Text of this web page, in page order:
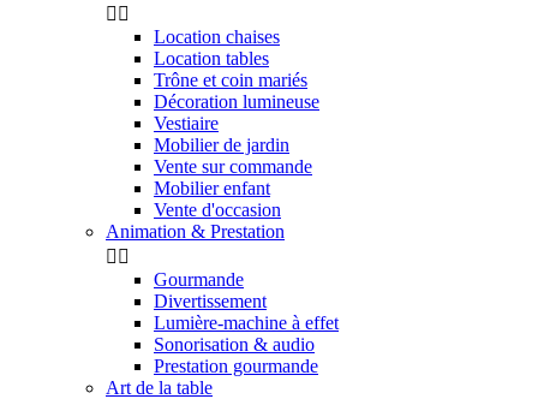
 
Location chaises
Location tables
Trône et coin mariés
Décoration lumineuse
Vestiaire
Mobilier de jardin
Vente sur commande
Mobilier enfant
Vente d'occasion
Animation & Prestation
 
Gourmande
Divertissement
Lumière-machine à effet
Sonorisation & audio
Prestation gourmande
Art de la table